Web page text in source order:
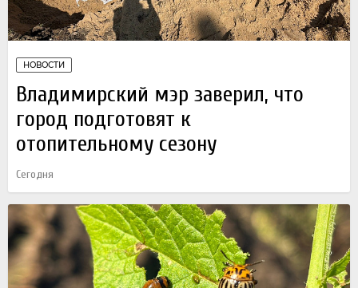
НОВОСТИ
Владимирский мэр заверил, что
город подготовят к
отопительному сезону
Сегодня